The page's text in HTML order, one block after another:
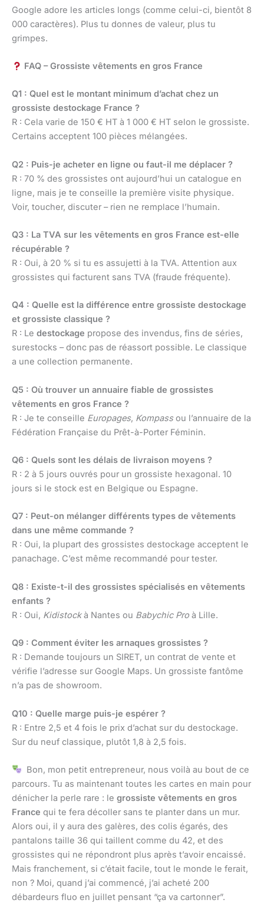
Google adore les articles longs (comme celui-ci, bientôt 8
000 caractères). Plus tu donnes de valeur, plus tu
grimpes.
FAQ – Grossiste vêtements en gros France
Q1 : Quel est le montant minimum d’achat chez un
grossiste destockage France ?
R : Cela varie de 150 € HT à 1 000 € HT selon le grossiste.
Certains acceptent 100 pièces mélangées.
Q2 : Puis-je acheter en ligne ou faut-il me déplacer ?
R : 70 % des grossistes ont aujourd’hui un catalogue en
ligne, mais je te conseille la première visite physique.
Voir, toucher, discuter – rien ne remplace l’humain.
Q3 : La TVA sur les vêtements en gros France est-elle
récupérable ?
R : Oui, à 20 % si tu es assujetti à la TVA. Attention aux
grossistes qui facturent sans TVA (fraude fréquente).
Q4 : Quelle est la différence entre grossiste destockage
et grossiste classique ?
R : Le destockage propose des invendus, fins de séries,
surestocks – donc pas de réassort possible. Le classique
a une collection permanente.
Q5 : Où trouver un annuaire fiable de grossistes
vêtements en gros France ?
R : Je te conseille Europages, Kompassou l’annuaire de la
Fédération Française du Prêt-à-Porter Féminin.
Q6 : Quels sont les délais de livraison moyens ?
R : 2 à 5 jours ouvrés pour un grossiste hexagonal. 10
jours si le stock est en Belgique ou Espagne.
Q7 : Peut-on mélanger différents types de vêtements
dans une même commande ?
R : Oui, la plupart des grossistes destockage acceptent le
panachage. C’est même recommandé pour tester.
Q8 : Existe-t-il des grossistes spécialisés en vêtements
enfants ?
R : Oui, Kidistockà Nantes ou Babychic Pro à Lille.
Q9 : Comment éviter les arnaques grossistes ?
R : Demande toujours un SIRET, un contrat de vente et
vérifie l’adresse sur Google Maps. Un grossiste fantôme
n’a pas de showroom.
Q10 : Quelle marge puis-je espérer ?
R : Entre 2,5 et 4 fois le prix d’achat sur du destockage.
Sur du neuf classique, plutôt 1,8 à 2,5 fois.
Bon, mon petit entrepreneur, nous voilà au bout de ce
parcours. Tu as maintenant toutes les cartes en main pour
dénicher la perle rare : le grossiste vêtements en gros
France qui te fera décoller sans te planter dans un mur.
Alors oui, il y aura des galères, des colis égarés, des
pantalons taille 36 qui taillent comme du 42, et des
grossistes qui ne répondront plus après t’avoir encaissé.
Mais franchement, si c’était facile, tout le monde le ferait,
non ? Moi, quand j’ai commencé, j’ai acheté 200
débardeurs fluo en juillet pensant “ça va cartonner”.